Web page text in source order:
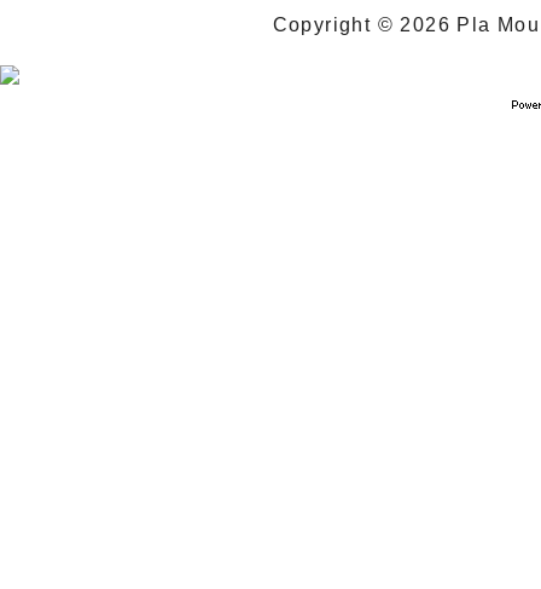
Copyright © 2026 Pla